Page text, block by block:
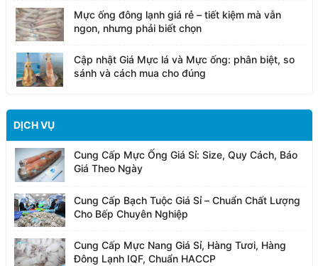
Mực ống đông lạnh giá rẻ – tiết kiệm mà vẫn
ngon, nhưng phải biết chọn
Cập nhật Giá Mực lá và Mực ống: phân biệt, so
sánh và cách mua cho đúng
DỊCH VỤ
Cung Cấp Mực Ống Giá Sỉ: Size, Quy Cách, Báo
Giá Theo Ngày
Cung Cấp Bạch Tuộc Giá Sỉ – Chuẩn Chất Lượng
Cho Bếp Chuyên Nghiệp
Cung Cấp Mực Nang Giá Sỉ, Hàng Tươi, Hàng
Đông Lạnh IQF, Chuẩn HACCP